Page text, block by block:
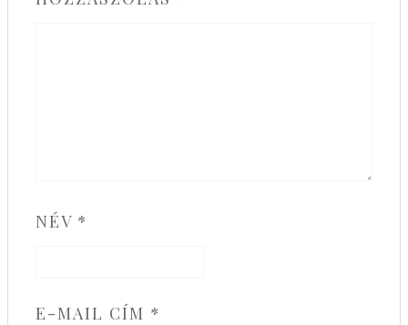
NÉV *
E-MAIL CÍM *